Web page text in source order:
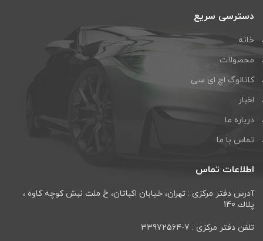
دسترسی سریع
خانه
محصولات
کاتالوگ اچ ای سی
اخبار
درباره ما
تماس با ما
اطلاعات تماس
آدرس دفتر مرکزی : تهران، خيابان اكباتان، خ ملت نبش كوچه كاوه ،
پلاك 140
تلفن دفتر مرکزی : 7-33972564